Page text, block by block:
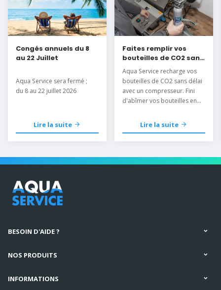
Congés annuels du 8
au 22 Juillet
Aqua Service sera fermé ;
du 8 au 22 juillet 2026
Lire la suite
Faites remplir vos
bouteilles de CO2 sans
délai
Aqua Service recharge vos
bouteilles de CO2 sans délai
avec un compresseur. Fini
d'abîmer vos bouteilles en
Lire la suite
BESOIN D'AIDE ?
NOS PRODUITS
INFORMATIONS